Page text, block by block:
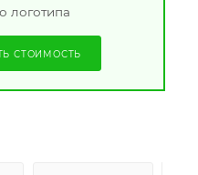
логотипа
СТОИМОСТЬ